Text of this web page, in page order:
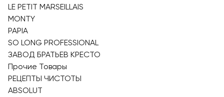
LE PETIT MARSEILLAIS
MONTY
PAPIA
SO LONG PROFESSIONAL
ЗАВОД БРАТЬЕВ КРЕСТО
Прочие Товары
РЕЦЕПТЫ ЧИСТОТЫ
ABSOLUT